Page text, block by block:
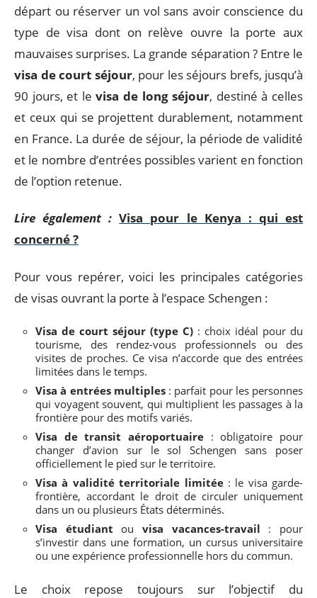
départ ou réserver un vol sans avoir conscience du
type de visa dont on relève ouvre la porte aux
mauvaises surprises. La grande séparation ? Entre le
visa de court séjour, pour les séjours brefs, jusqu’à
90 jours, et levisa de long séjour, destiné à celles
et ceux qui se projettent durablement, notamment
en France. La durée de séjour, la période de validité
et le nombre d’entrées possibles varient en fonction
de l’option retenue.
Lire également : Visa pour le Kenya : qui est
concerné ?
Pour vous repérer, voici les principales catégories
de visas ouvrant la porte à l’espace Schengen :
Visa de court séjour (type C) : choix idéal pour du
tourisme, des rendez-vous professionnels ou des
visites de proches. Ce visa n’accorde que des entrées
limitées dans le temps.
Visa à entrées multiples: parfait pour les personnes
qui voyagent souvent, qui multiplient les passages à la
frontière pour des motifs variés.
Visa de transit aéroportuaire : obligatoire pour
changer d’avion sur le sol Schengen sans poser
officiellement le pied sur le territoire.
Visa à validité territoriale limitée: le visa garde-
frontière, accordant le droit de circuler uniquement
dans un ou plusieurs États déterminés.
Visa étudiant ouvisa vacances-travail : pour
s’investir dans une formation, un cursus universitaire
ou une expérience professionnelle hors du commun.
Le choix repose toujours sur l’objectif du